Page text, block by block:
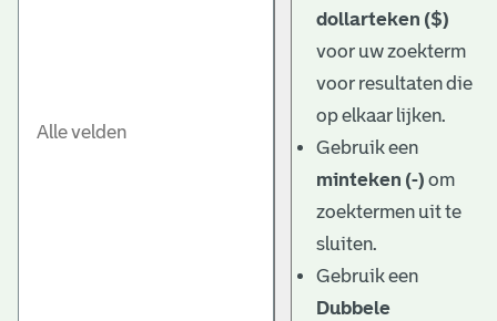
dollarteken ($)
voor uw zoekterm
voor resultaten die
op elkaar lijken.
Gebruik een
minteken (-) om
zoektermen uit te
sluiten.
Gebruik een
Dubbele